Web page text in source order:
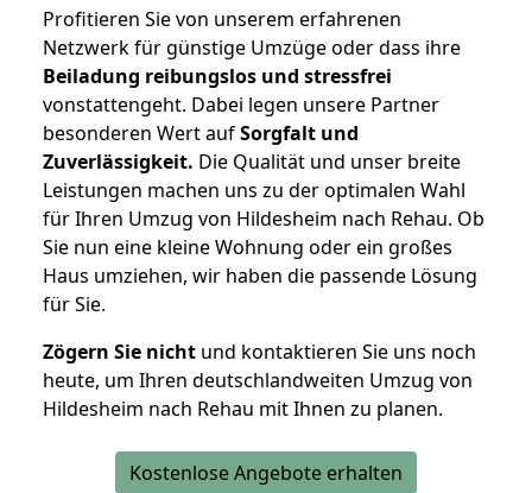
Profitieren Sie von unserem erfahrenen
Netzwerk für günstige Umzüge oder dass ihre
Beiladung reibungslos und stressfrei
vonstattengeht. Dabei legen unsere Partner
besonderen Wert aufSorgfalt und
Zuverlässigkeit. Die Qualität und unser breite
Leistungen machen uns zu der optimalen Wahl
für Ihren Umzug von Hildesheim nach Rehau. Ob
Sie nun eine kleine Wohnung oder ein großes
Haus umziehen, wir haben die passende Lösung
für Sie.
Zögern Sie nicht und kontaktieren Sie uns noch
heute, um Ihren deutschlandweiten Umzug von
Hildesheim nach Rehau mit Ihnen zu planen.
Kostenlose Angebote erhalten